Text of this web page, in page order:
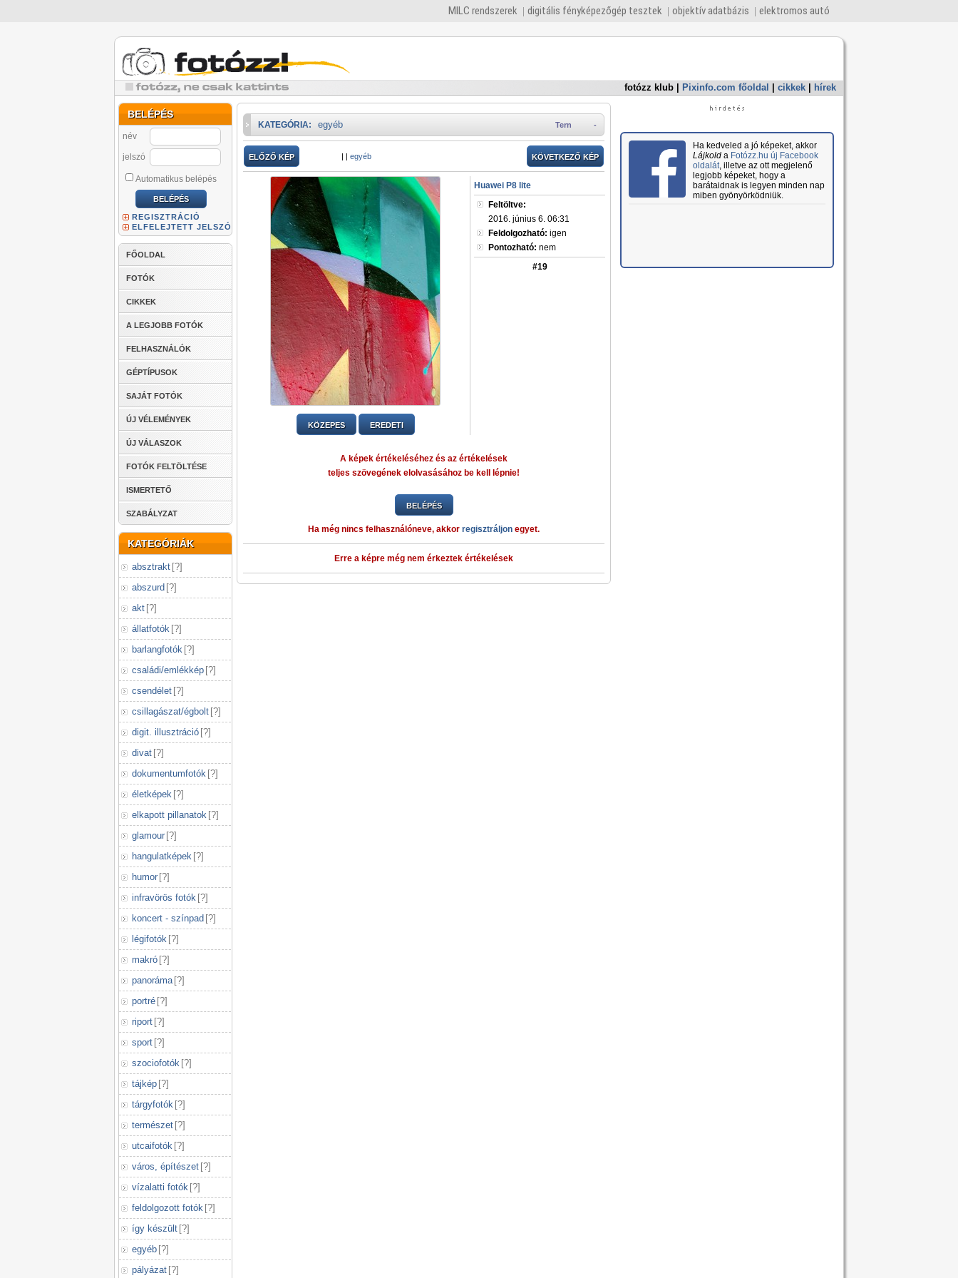
MILC rendszerek digitális fényképezőgép tesztek objektív adatbázis elektromos autó
fotózz klub Pixinfo.com főoldal cikkek hírek
BELÉPÉS
név
jelszó
Automatikus belépés
REGISZTRÁCIÓ
ELFELEJTETT JELSZÓ
FŐOLDAL
FOTÓK
CIKKEK
A LEGJOBB FOTÓK
FELHASZNÁLÓK
GÉPTÍPUSOK
SAJÁT FOTÓK
ÚJ VÉLEMÉNYEK
ÚJ VÁLASZOK
FOTÓK FELTÖLTÉSE
ISMERTETŐ
SZABÁLYZAT
KATEGÓRIÁK
absztrakt [?]
abszurd [?]
akt [?]
állatfotók [?]
barlangfotók [?]
családi/emlékkép [?]
csendélet [?]
csillagászat/égbolt [?]
digit. illusztráció [?]
divat [?]
dokumentumfotók [?]
életképek [?]
elkapott pillanatok [?]
glamour [?]
hangulatképek [?]
humor [?]
infravörös fotók [?]
koncert - színpad [?]
légifotók [?]
makró [?]
panoráma [?]
portré [?]
riport [?]
sport [?]
szociofotók [?]
tájkép [?]
tárgyfotók [?]
természet [?]
utcaifotók [?]
város, építészet [?]
vízalatti fotók [?]
feldolgozott fotók [?]
így készült [?]
egyéb [?]
pályázat [?]
-
Tern
KATEGÓRIA: egyéb
ELŐZŐ KÉP | | egyéb KÖVETKEZŐ KÉP
KÖZEPES EREDETI
Huawei P8 lite
Feltöltve:
2016. június 6. 06:31
Feldolgozható: igen
Pontozható: nem
#19
A képek értékeléséhez és az értékelések
teljes szövegének elolvasásához be kell lépnie!
BELÉPÉS
Ha még nincs felhasználóneve, akkor regisztráljon egyet.
Erre a képre még nem érkeztek értékelések
Ha kedveled a jó képeket, akkor
Lájkolda Fotózz.hu új Facebook
oldalát, illetve az ott megjelenő
legjobb képeket, hogy a
barátaidnak is legyen minden nap
miben gyönyörködniük.